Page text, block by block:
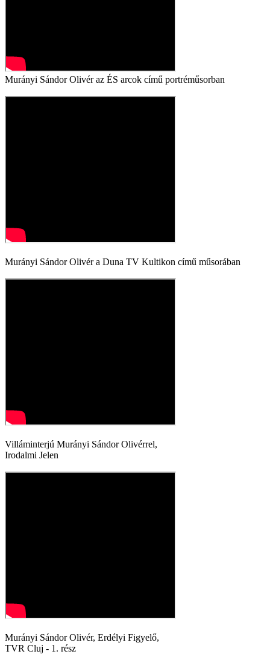
Murányi Sándor Olivér az ÉS arcok című portréműsorban
Murányi Sándor Olivér a Duna TV Kultikon című műsorában
Villáminterjú Murányi Sándor Olivérrel,
Irodalmi Jelen
Murányi Sándor Olivér, Erdélyi Figyelő,
TVR Cluj - 1. rész